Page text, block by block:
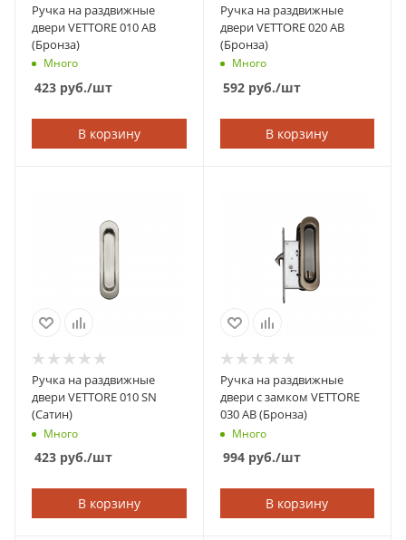
Ручка на раздвижные
двери VETTORE 010 AB
(Бронза)
Много
423 руб./шт
В корзину
Ручка на раздвижные
двери VETTORE 020 AB
(Бронза)
Много
592руб./шт
В корзину
Ручка на раздвижные
двери VETTORE 010 SN
(Сатин)
Много
423 руб./шт
В корзину
Ручка на раздвижные
двери с замком VETTORE
030 AB (Бронза)
Много
994руб./шт
В корзину